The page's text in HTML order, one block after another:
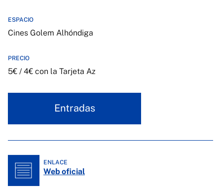
ESPACIO
Cines Golem Alhóndiga
PRECIO
5€ / 4€ con la Tarjeta Az
Entradas
ENLACE
Web oficial